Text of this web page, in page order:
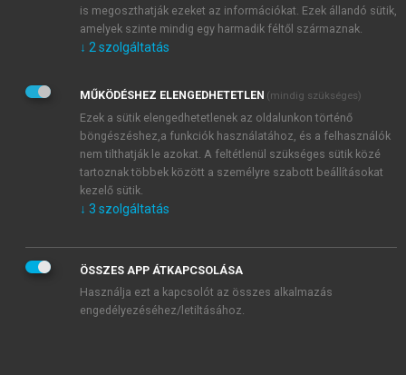
Kérek értesítést a MeRSZ újdonságairól, akcióiról.
Kérek értesítést az Akadémiai Kiadó Zrt. újdonságairól,
Adatkezelési tájékoztatóbanfoglaltakat tudomásul
veszem és elfogadom.
Általános vásárlási feltételeket, valamint a szotar.netés a
mersz.huoldalak licencszerződéseiben foglaltakat
tudomásul veszem és elfogadom.
KIPRÓBÁLOM
is megoszthatják ezeket az információkat. Ezek állandó sütik,
amelyek szinte mindig egy harmadik féltől származnak.
↓ 2 szolgáltatás
MŰKÖDÉSHEZ ELENGEDHETETLEN (mindig szükséges)
Ezek a sütik elengedhetetlenek az oldalunkon történő
böngészéshez,a funkciók használatához, és a felhasználók
nem tilthatják le azokat. A feltétlenül szükséges sütik közé
tartoznak többek között a személyre szabott beállításokat
kezelő sütik.
↓ 3 szolgáltatás
ÖSSZES APP ÁTKAPCSOLÁSA
Használja ezt a kapcsolót az összes alkalmazás
engedélyezéséhez/letiltásához.